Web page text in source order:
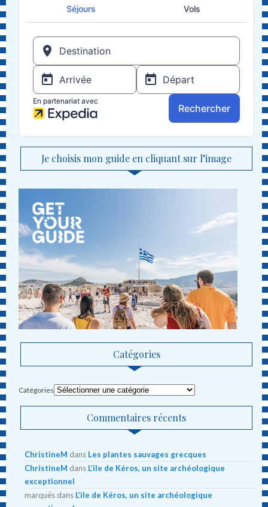
Je choisis mon guide en cliquant sur l’image
Catégories
Catégories
Commentaires récents
ChristineM dans Les plantes sauvages grecques
ChristineM dans L’ile de Kéros, un site archéologique
exceptionnel
marqués dans L’ile de Kéros, un site archéologique